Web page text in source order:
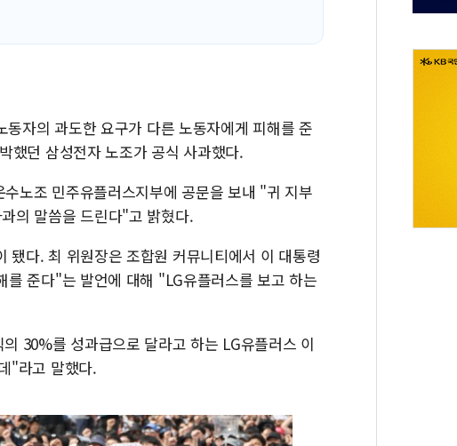
자의 과도한 요구가 다른 노동자에게 피해를 준
했던 삼성전자 노조가 공식 사과했다.
노조 민주유플러스지부에 공문을 보내 "귀 지부
의 말씀을 드린다"고 밝혔다.
됐다. 최 위원장은 조합원 커뮤니티에서 이 대통령
준다"는 발언에 대해 "LG유플러스를 보고 하는
30%를 성과급으로 달라고 하는 LG유플러스 이
"라고 말했다.